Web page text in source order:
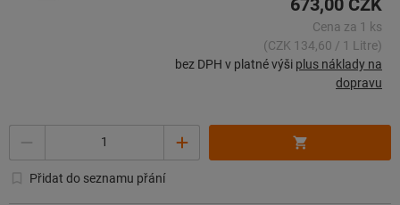
Cena za 1 ks
(CZK 134,60 / 1 Litre)
bez DPH v platné výši plus náklady na
dopravu
Přidat do seznamu přání